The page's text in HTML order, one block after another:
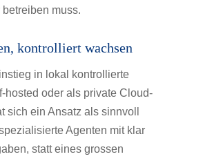
muss.
kontrolliert wachsen
in lokal kontrollierte
hosted oder als private Cloud-
sich ein Ansatz als sinnvoll
Agenten mit klar
statt eines grossen